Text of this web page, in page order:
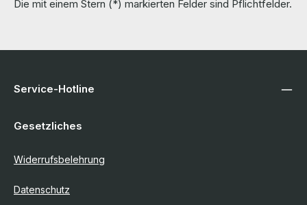
Die mit einem Stern (*) markierten Felder sind Pflichtfelder.
Service-Hotline
Gesetzliches
Widerrufsbelehrung
Datenschutz